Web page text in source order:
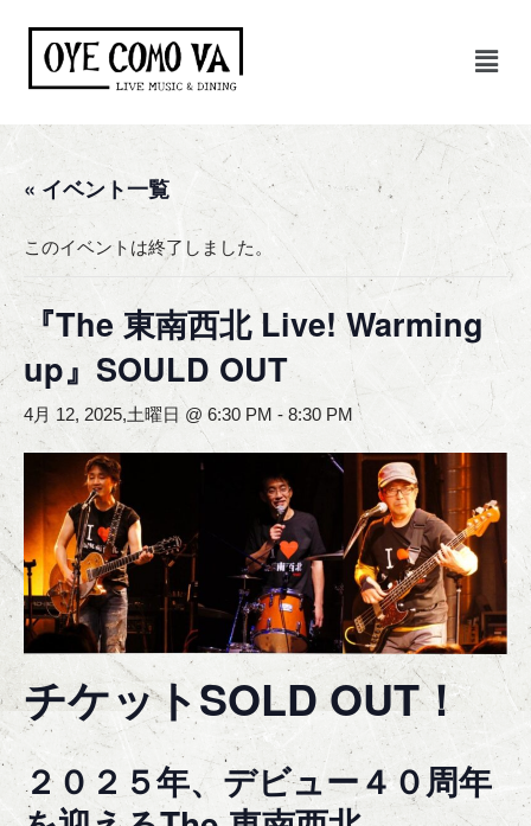
ン
テ
キ
ッ
プ
« イベント一覧
このイベントは終了しました。
『The 東南西北 Live! Warming
up』SOULD OUT
4月 12, 2025,土曜日 @ 6:30 PM - 8:30 PM
チケットSOLD OUT！
２０２５年、デビュー４０周年